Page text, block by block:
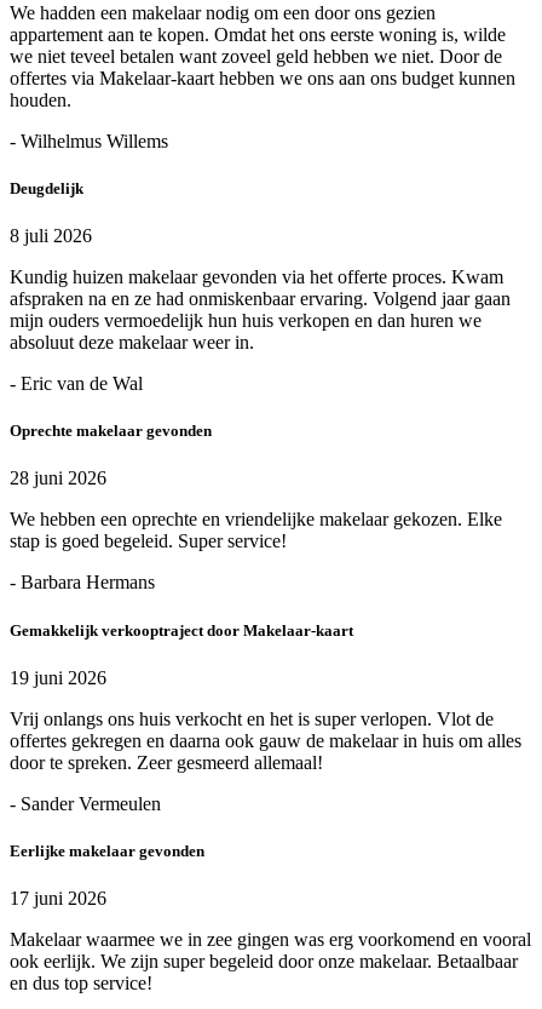
We hadden een makelaar nodig om een door ons gezien
appartement aan te kopen. Omdat het ons eerste woning is, wilde
we niet teveel betalen want zoveel geld hebben we niet. Door de
offertes via Makelaar-kaart hebben we ons aan ons budget kunnen
houden.
- Wilhelmus Willems
Deugdelijk
8 juli 2026
Kundig huizen makelaar gevonden via het offerte proces. Kwam
afspraken na en ze had onmiskenbaar ervaring. Volgend jaar gaan
mijn ouders vermoedelijk hun huis verkopen en dan huren we
absoluut deze makelaar weer in.
- Eric van de Wal
Oprechte makelaar gevonden
28 juni 2026
We hebben een oprechte en vriendelijke makelaar gekozen. Elke
stap is goed begeleid. Super service!
- Barbara Hermans
Gemakkelijk verkooptraject door Makelaar-kaart
19 juni 2026
Vrij onlangs ons huis verkocht en het is super verlopen. Vlot de
offertes gekregen en daarna ook gauw de makelaar in huis om alles
door te spreken. Zeer gesmeerd allemaal!
- Sander Vermeulen
Eerlijke makelaar gevonden
17 juni 2026
Makelaar waarmee we in zee gingen was erg voorkomend en vooral
ook eerlijk. We zijn super begeleid door onze makelaar. Betaalbaar
en dus top service!